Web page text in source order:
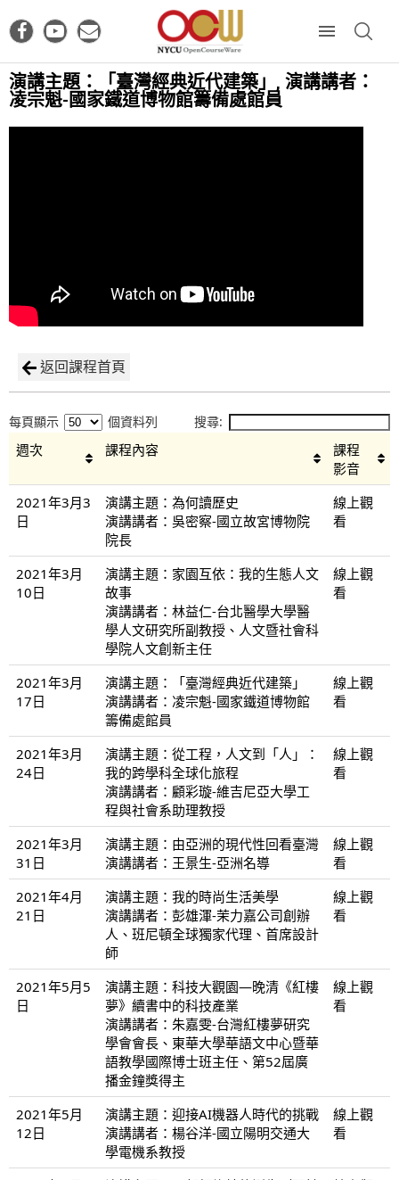
演講主題：「臺灣經典近代建築」, 演講講者：
凌宗魁-國家鐵道博物館籌備處館員
返回課程首頁
每頁顯示 個資料列 搜尋:
週次 課程內容
課程
影音
2021年3月3
日
演講主題：為何讀歷史
演講講者：吳密察-國立故宮博物院
院長
線上觀
看
2021年3月
10日
演講主題：家園互依：我的生態人文
故事
演講講者：林益仁-台北醫學大學醫
學人文研究所副教授、人文暨社會科
學院人文創新主任
線上觀
看
2021年3月
17日
演講主題：「臺灣經典近代建築」
演講講者：凌宗魁-國家鐵道博物館
籌備處館員
線上觀
看
2021年3月
24日
演講主題：從工程，人文到「人」：
我的跨學科全球化旅程
演講講者：顧彩璇-維吉尼亞大學工
程與社會系助理教授
線上觀
看
2021年3月
31日
演講主題：由亞洲的現代性回看臺灣
演講講者：王景生-亞洲名導
線上觀
看
2021年4月
21日
演講主題：我的時尚生活美學
演講講者：彭雄渾-茉力嘉公司創辦
人、班尼頓全球獨家代理、首席設計
師
線上觀
看
2021年5月5
日
演講主題：科技大觀園—晚清《紅樓
夢》續書中的科技產業
演講講者：朱嘉雯-台灣紅樓夢研究
學會會長、東華大學華語文中心暨華
語教學國際博士班主任、第52屆廣
播金鐘獎得主
線上觀
看
2021年5月
12日
演講主題：迎接AI機器人時代的挑戰
演講講者：楊谷洋-國立陽明交通大
學電機系教授
線上觀
看